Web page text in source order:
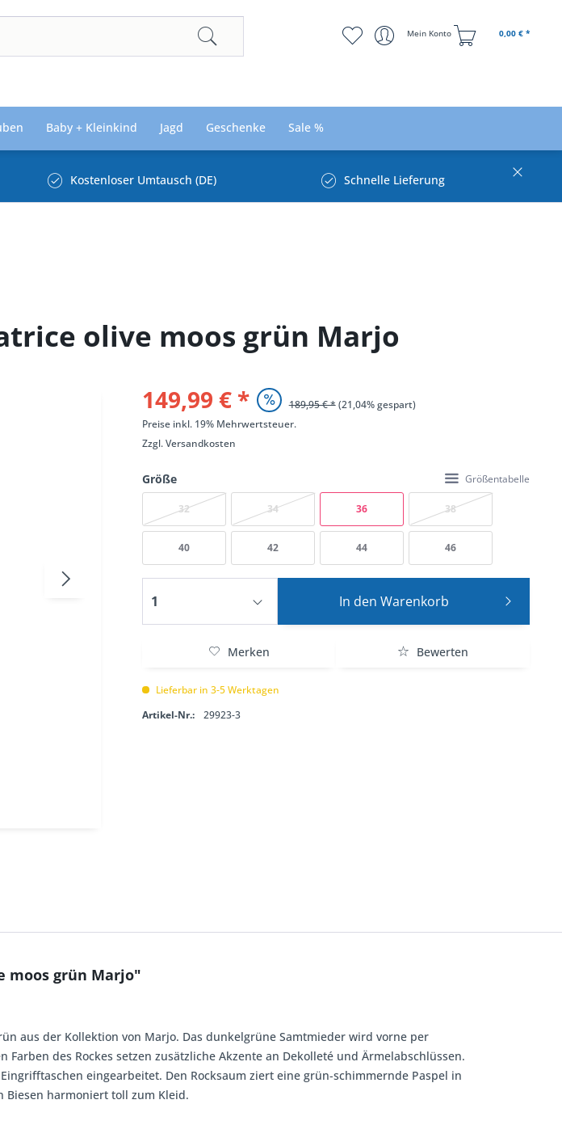
Mein Konto 0,00 € *
Baby + Kleinkind Jagd Geschenke Sale %
Kostenloser Umtausch (DE) Schnelle Lieferung
olive moos grün Marjo
149,99 € * 189,95 € *(21,04% gespart)
Preise inkl. 19% Mehrwertsteuer.
Zzgl.Versandkosten
Größe Größentabelle
32 34 36 38
40 42 44 46
In den Warenkorb
Merken Bewerten
Lieferbar in 3-5 Werktagen
Artikel-Nr.:
29923-3
moos grün Marjo"
aus der Kollektion von Marjo. Das dunkelgrüne Samtmieder wird vorne per
des Rockes setzen zusätzliche Akzente an Dekolleté und Ärmelabschlüssen.
eingearbeitet. Den Rocksaum ziert eine grün-schimmernde Paspel in
Biesen harmoniert toll zum Kleid.